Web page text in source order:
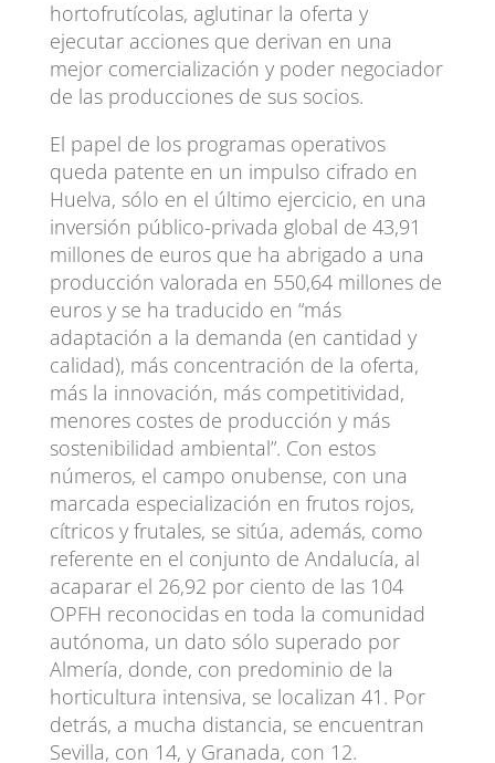
hortofrutícolas, aglutinar la oferta y
ejecutar acciones que derivan en una
mejor comercialización y poder negociador
de las producciones de sus socios.
El papel de los programas operativos
queda patente en un impulso cifrado en
Huelva, sólo en el último ejercicio, en una
inversión público-privada global de 43,91
millones de euros que ha abrigado a una
producción valorada en 550,64 millones de
euros y se ha traducido en “más
adaptación a la demanda (en cantidad y
calidad), más concentración de la oferta,
más la innovación, más competitividad,
menores costes de producción y más
sostenibilidad ambiental”. Con estos
números, el campo onubense, con una
marcada especialización en frutos rojos,
cítricos y frutales, se sitúa, además, como
referente en el conjunto de Andalucía, al
acaparar el 26,92 por ciento de las 104
OPFH reconocidas en toda la comunidad
autónoma, un dato sólo superado por
Almería, donde, con predominio de la
horticultura intensiva, se localizan 41. Por
detrás, a mucha distancia, se encuentran
Sevilla, con 14, y Granada, con 12.